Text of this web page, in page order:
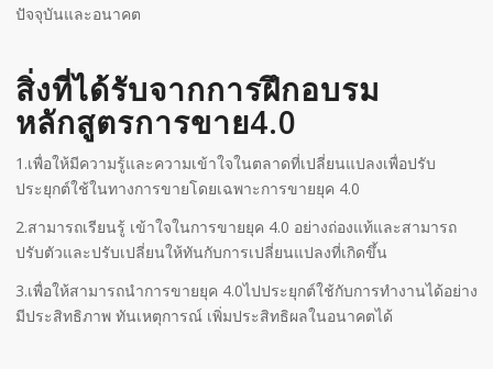
ปัจจุบันและอนาคต
สิ่งที่ได้รับจากการฝึกอบรม
หลักสูตรการขาย4.0
1.เพื่อให้มีความรู้และความเข้าใจในตลาดที่เปลี่ยนแปลงเพื่อปรับ
ประยุกต์ใช้ในทางการขายโดยเฉพาะการขายยุค 4.0
2.สามารถเรียนรู้ เข้าใจในการขายยุค 4.0 อย่างถ่องแท้และสามารถ
ปรับตัวและปรับเปลี่ยนให้ทันกับการเปลี่ยนแปลงที่เกิดขึ้น
3.เพื่อให้สามารถนำการขายยุค 4.0ไปประยุกต์ใช้กับการทำงานได้อย่าง
มีประสิทธิภาพ ทันเหตุการณ์ เพิ่มประสิทธิผลในอนาคตได้